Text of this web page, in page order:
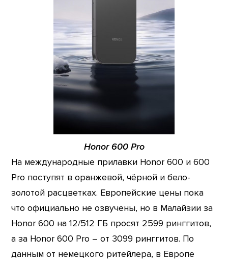
Honor 600 Pro
На международные прилавки Honor 600 и 600
Pro поступят в оранжевой, чёрной и бело-
золотой расцветках. Европейские цены пока
что официально не озвучены, но в Малайзии за
Honor 600 на 12/512 ГБ просят 2599 ринггитов,
а за Honor 600 Pro – от 3099 ринггитов. По
данным от немецкого ритейлера, в Европе